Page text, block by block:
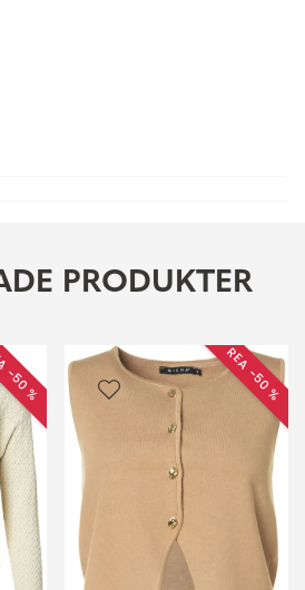
PRODUKTER
% REA −50 %